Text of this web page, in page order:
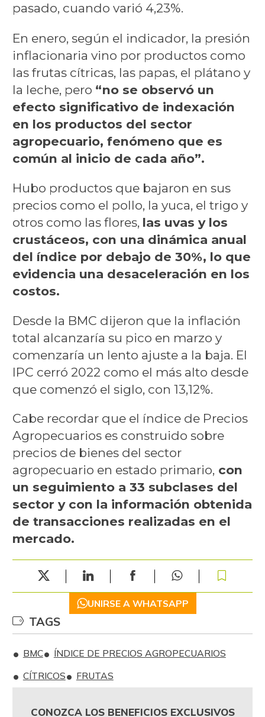
pasado, cuando varió 4,23%.
En enero, según el indicador, la presión
inflacionaria vino por productos como
las frutas cítricas, las papas, el plátano y
la leche, pero “no se observó un
efecto significativo de indexación
en los productos del sector
agropecuario, fenómeno que es
común al inicio de cada año”.
Hubo productos que bajaron en sus
precios como el pollo, la yuca, el trigo y
otros como las flores, las uvas y los
crustáceos, con una dinámica anual
del índice por debajo de 30%, lo que
evidencia una desaceleración en los
costos.
Desde la BMC dijeron que la inflación
total alcanzaría su pico en marzo y
comenzaría un lento ajuste a la baja. El
IPC cerró 2022 como el más alto desde
que comenzó el siglo, con 13,12%.
Cabe recordar que el índice de Precios
Agropecuarios es construido sobre
precios de bienes del sector
agropecuario en estado primario, con
un seguimiento a 33 subclases del
sector y con la información obtenida
de transacciones realizadas en el
mercado.
UNIRSE A WHATSAPP
TAGS
BMC
ÍNDICE DE PRECIOS AGROPECUARIOS
CÍTRICOS
FRUTAS
CONOZCA LOS BENEFICIOS EXCLUSIVOS